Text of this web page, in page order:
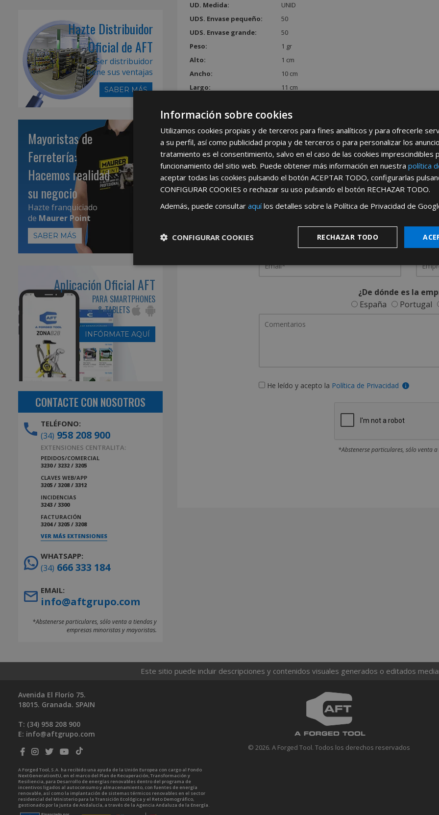
UD. Medida:
UNID
UDS. Envase pequeño:
50
UDS. Envase grande:
50
Peso:
1 gr
Alto:
1 cm
Ancho:
10 cm
Largo:
11 cm
REGÍSTRATE PARA HACERTE
Desdeaquípodrá ver todas las
Rellene este formulario y nos pondremos en contacto
¿De dónde es la
España
Portugal
He leído y acepto la Política de Privacidad
*Abstenerse particulares, sólo venta
Hazte Distribuidor
Oficial de AFT
Ser distribuidor
tiene sus ventajas
SABER MÁS
Mayoristas de
Ferretería:
Hacemos realidad
su negocio
Hazte franquiciado
de Maurer Point
SABER MÁS
Aplicación Oficial AFT
PARA SMARTPHONES
& TABLETS
INFÓRMATE AQUÍ
CONTACTE CON NOSOTROS
TELÉFONO:
(34) 958 208 900
EXTENSIONES CENTRALITA:
PEDIDOS/COMERCIAL
3230 / 3232 / 3205
CLAVES WEB/APP
3205 / 3208 / 3312
INCIDENCIAS
3243 / 3300
FACTURACIÓN
3204 / 3205 / 3208
VER MÁS EXTENSIONES
WHATSAPP:
(34) 666 333 184
EMAIL:
info@aftgrupo.com
*Abstenerse particulares, sólo venta a tiendas y
empresas minoristas y mayoristas.
Este sitio puede incluir descripciones y contenidos visuales generados o editados
© 2026. A Forged Tool. Todos los derechos reservados
Avenida El Florío 75.
18015. Granada. SPAIN
T: (34) 958 208 900
E: info@aftgrupo.com
A Forged Tool, S.A. ha recibido una ayuda de la Unión Europea con cargo al Fondo
NextGenerationEU, en el marco del Plan de Recuperación, Transformación y
Resiliencia, para Desarrollo de energías renovables dentro del programa de
incentivos ligados al autoconsumo y almacenamiento, con fuentes de energía
renovable, así como la implantación de sistemas térmicos renovables en el sector
residencial del Ministerio para la Transición Ecológica y el Reto Demográfico,
gestionado por la Junta de Andalucía, a través de la Agencia Andaluza de la Energía.
Información sobre cookies
Utilizamos cookies propias y de terceros para fines analíticos y para ofrecerle
a su perfil, así como publicidad propia y de terceros o para personalizar los
tratamiento es el consentimiento, salvo en el caso de las cookies imprescindibles
funcionamiento del sitio web. Puede obtener más información en nuestra política
aceptar todas las cookies pulsando el botón ACEPTAR TODO, configurarlas
CONFIGURAR COOKIES o rechazar su uso pulsando el botón RECHAZAR TODO.
Además, puede consultar aquílos detalles sobre la Política de Privacidad de
RECHAZAR TODO
CONFIGURAR COOKIES